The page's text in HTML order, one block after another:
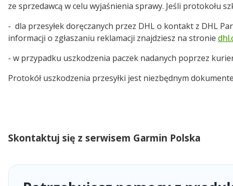
ze sprzedawcą w celu wyjaśnienia sprawy. Jeśli protokołu
- dla przesyłek doręczanych przez DHL o kontakt z DHL
informacji o zgłaszaniu reklamacji znajdziesz na stronie
- w przypadku uszkodzenia paczek nadanych poprzez
Protokół uszkodzenia przesyłki jest niezbędnym
Skontaktuj się z serwisem Garmin Polska